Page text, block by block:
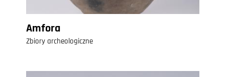
Amfora
Zbiory archeologiczne